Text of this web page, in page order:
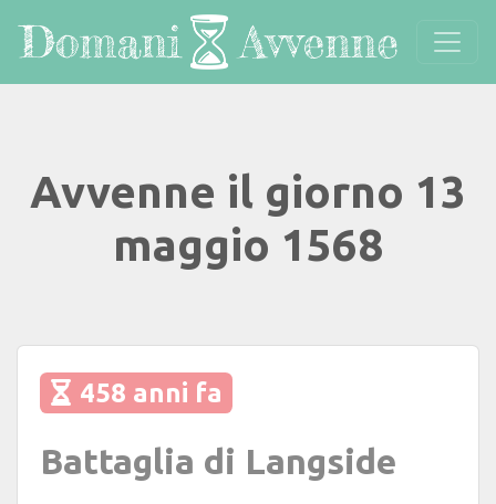
Avvenne il giorno 13
maggio 1568
458 anni fa
Battaglia di Langside